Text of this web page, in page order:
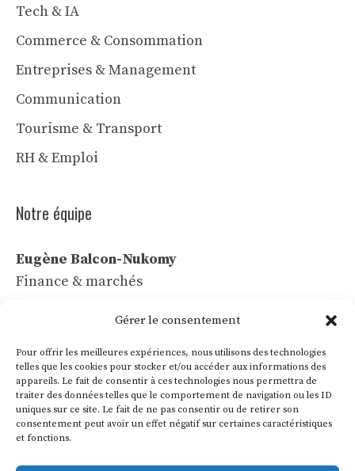
Gérer le consentement
Pour offrir les meilleures expériences, nous utilisons des technologies
telles que les cookies pour stocker et/ou accéder aux informations des
appareils. Le fait de consentir à ces technologies nous permettra de
traiter des données telles que le comportement de navigation ou les ID
uniques sur ce site. Le fait de ne pas consentir ou de retirer son
consentement peut avoir un effet négatif sur certaines caractéristiques
et fonctions.
Tech & IA
Commerce & Consommation
Entreprises & Management
Communication
Tourisme & Transport
RH & Emploi
Notre équipe
Eugène Balcon-Nukomy
Finance & marchés
Céline Vaubert
Léa Voss
Commerce & communication
Roland Villon
Industrie & énergie